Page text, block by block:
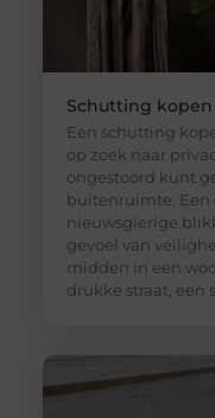
Schutting
Een schutting
op zoek naar
ongestoord kunt
buitenruimte.
nieuwsgierige
gevoel van
midden in een
drukke straat, een